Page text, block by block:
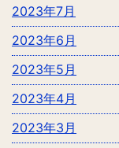
2023年7月
2023年6月
2023年5月
2023年4月
2023年3月